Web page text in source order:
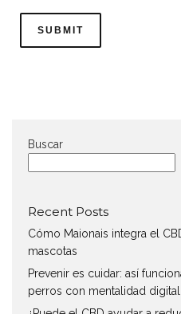
Buscar
Recent Posts
Cómo Maionais integra el
mascotas
Prevenir es cuidar: así
perros con mentalidad digital